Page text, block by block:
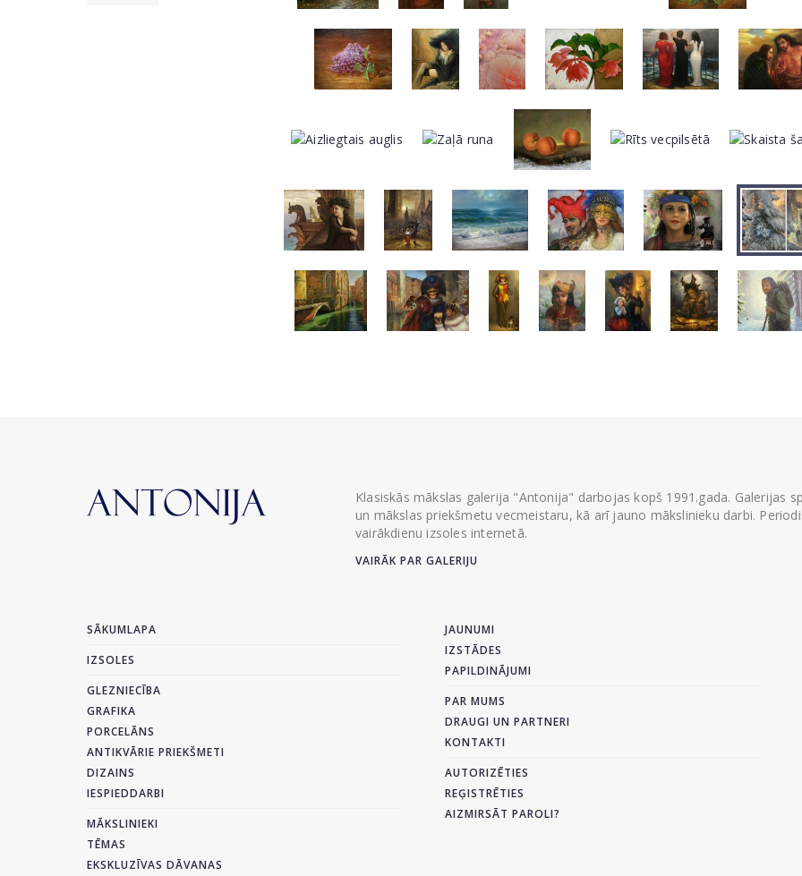
Klasiskās mākslas galerija "Antonija" darbojas kopš 1991.gada. Galerijas
un mākslas priekšmetu vecmeistaru, kā arī jauno mākslinieku darbi.
vairākdienu izsoles internetā.
VAIRĀK PAR GALERIJU
SĀKUMLAPA
IZSOLES
GLEZNIECĪBA
GRAFIKA
PORCELĀNS
ANTIKVĀRIE PRIEKŠMETI
DIZAINS
IESPIEDDARBI
MĀKSLINIEKI
TĒMAS
EKSKLUZĪVAS DĀVANAS
JAUNUMI
IZSTĀDES
PAPILDINĀJUMI
PAR MUMS
DRAUGI UN PARTNERI
KONTAKTI
AUTORIZĒTIES
REĢISTRĒTIES
AIZMIRSĀT PAROLI?